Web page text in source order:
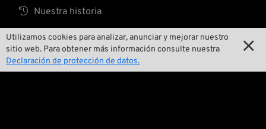
Utilizamos cookies para analizar, anunciar y mejorar nuestro
sitio web. Para obtener más información consulte nuestra
Declaración de protección de datos.

 Nuestra historia
 Wrecking Crew